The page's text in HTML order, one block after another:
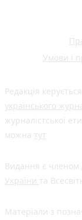
Умови і
Редакція
українського
журналістської
можна тут
Видання є членом
України та
Матеріали з